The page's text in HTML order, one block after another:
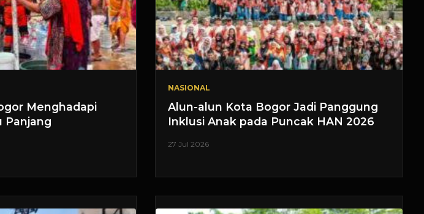
Menghadapi
Panjang
NASIONAL
Alun-alun Kota Bogor Jadi Panggung
Inklusi Anak pada Puncak HAN 2026
27 Jul 2026